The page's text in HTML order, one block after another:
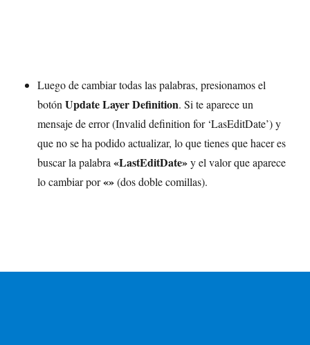
Luego de cambiar todas las palabras, presionamos el
botón Update Layer Definition. Si te aparece un
mensaje de error (Invalid definition for ‘LasEditDate’) y
que no se ha podido actualizar, lo que tienes que hacer es
buscar la palabra«LastEditDate»y el valor que aparece
lo cambiar por«»(dos doble comillas).